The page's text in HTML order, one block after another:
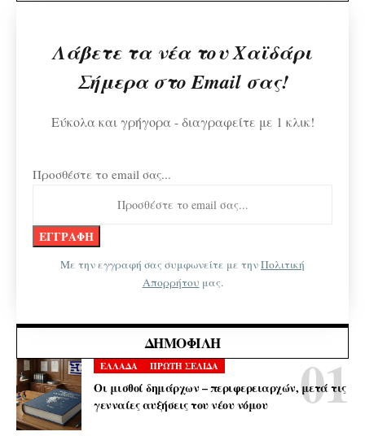
Λάβετε τα νέα του Χαϊδάρι
Σήμερα στο Email σας!
Εύκολα και γρήγορα - διαγραφείτε με 1 κλικ!
Προσθέστε το email σας...
Με την εγγραφή σας συμφωνείτε με τηνΠολιτική
Απορρήτου μας.
ΔΗΜΟΦΙΛΉ
ΕΛΛΑΔΑ ΠΡΩΤΗ ΣΕΛΙΔΑ
Οι μισθοί δημάρχων – περιφερειαρχών, μετά τις
γενναίες αυξήσεις του νέου νόμου